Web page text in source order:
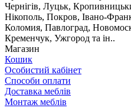
Чернігів, Луцьк,
Нікополь, Покров, Івано-
Коломия, Павлоград,
Кременчук, Ужгород та ін..
Магазин
Кошик
Особистий кабінет
Способи оплати
Доставка меблів
Монтаж меблів